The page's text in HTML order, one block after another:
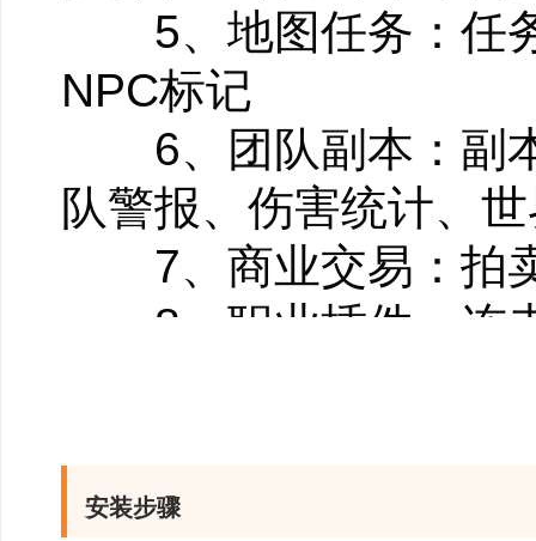
5、地图任务：任务
NPC标记
6、团队副本：副本
队警报、伤害统计、
7、商业交易：拍卖
8、职业插件：连
安装步骤